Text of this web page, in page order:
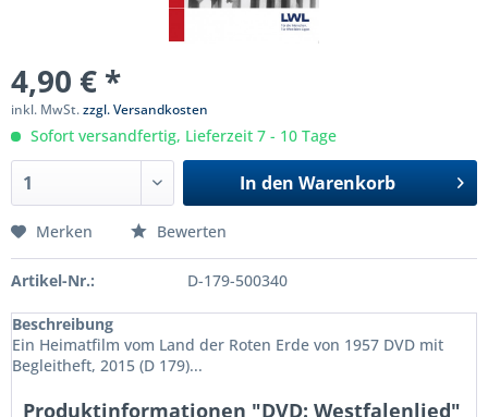
4,90 € *
inkl. MwSt.zzgl. Versandkosten
Sofort versandfertig, Lieferzeit 7 - 10 Tage
In den Warenkorb
Merken Bewerten
Artikel-Nr.: D-179-500340
Beschreibung
Ein Heimatfilm vom Land der Roten Erde von 1957 DVD mit
Begleitheft, 2015 (D 179)...
Produktinformationen "DVD: Westfalenlied"